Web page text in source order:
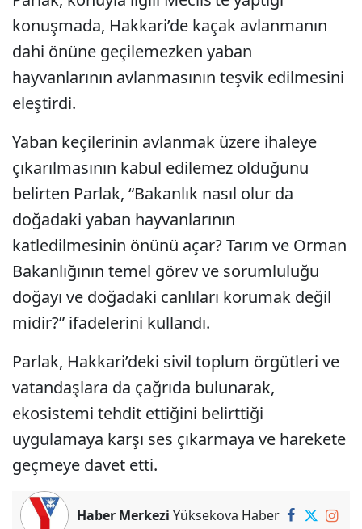
konuşmada, Hakkari’de kaçak avlanmanın
dahi önüne geçilemezken yaban
hayvanlarının avlanmasının teşvik edilmesini
eleştirdi.
Yaban keçilerinin avlanmak üzere ihaleye
çıkarılmasının kabul edilemez olduğunu
belirten Parlak, “Bakanlık nasıl olur da
doğadaki yaban hayvanlarının
katledilmesinin önünü açar? Tarım ve Orman
Bakanlığının temel görev ve sorumluluğu
doğayı ve doğadaki canlıları korumak değil
midir?” ifadelerini kullandı.
Parlak, Hakkari’deki sivil toplum örgütleri ve
vatandaşlara da çağrıda bulunarak,
ekosistemi tehdit ettiğini belirttiği
uygulamaya karşı ses çıkarmaya ve harekete
geçmeye davet etti.
Haber Merkezi Yüksekova Haber